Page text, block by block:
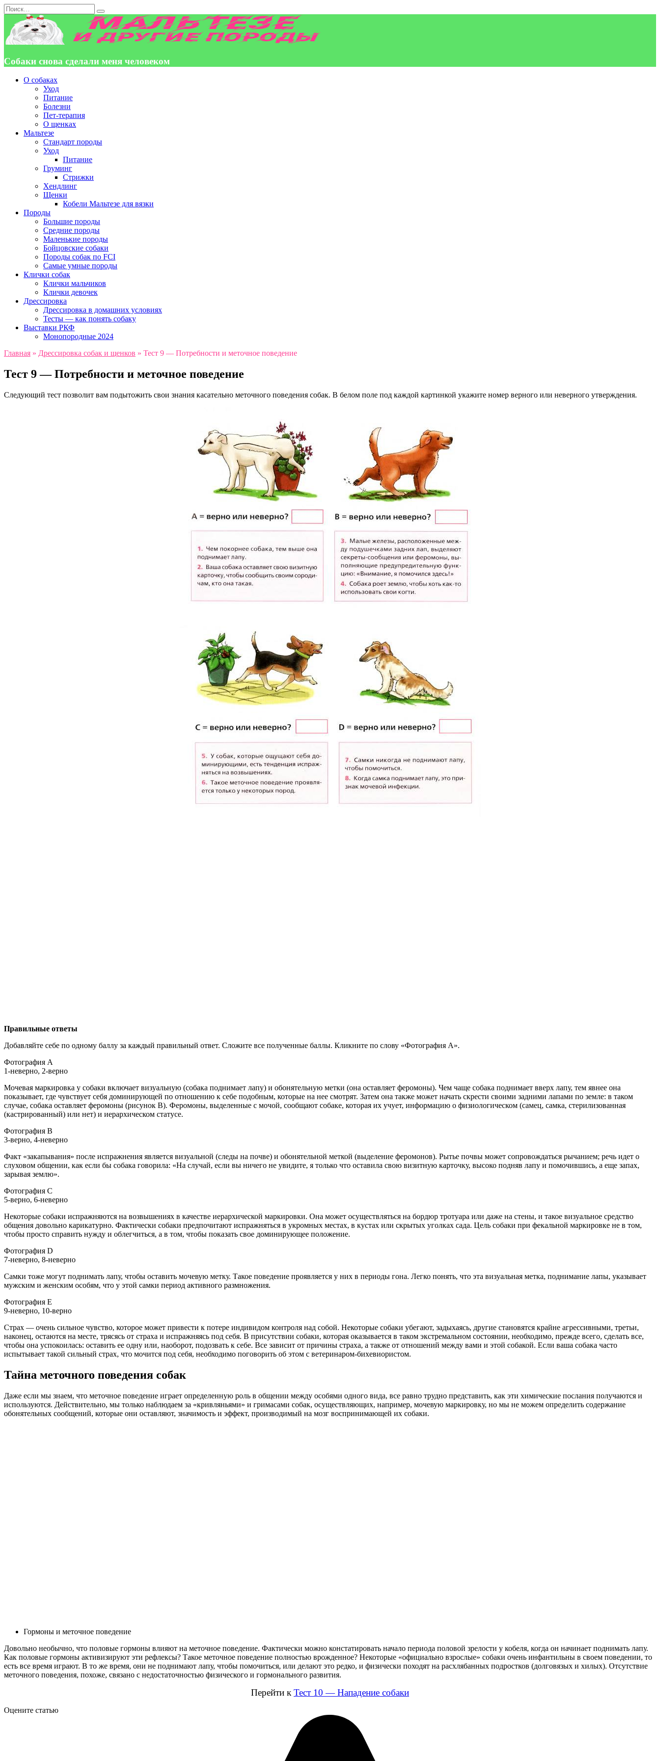
Перейти
к
содержанию
Search
for:
Собаки снова сделали меня человеком
О собаках
Уход
Питание
Болезни
Пет-терапия
О щенках
Мальтезе
Стандарт породы
Уход
Питание
Груминг
Стрижки
Хендлинг
Щенки
Кобели Мальтезе для вязки
Породы
Большие породы
Средние породы
Маленькие породы
Бойцовские собаки
Породы собак по FCI
Самые умные породы
Клички собак
Клички мальчиков
Клички девочек
Дрессировка
Дрессировка в домашних условиях
Тесты — как понять собаку
Выставки РКФ
Монопородные 2024
Главная » Дрессировка собак и щенков » Тест 9 — Потребности и меточное поведение
Тест 9 — Потребности и меточное поведение
Следующий тест позволит вам подытожить свои знания касательно меточного поведения собак. В белом поле под каждой картинкой укажите номер верного или неверного утверждения.
Правильные ответы
Добавляйте себе по одному баллу за каждый правильный ответ. Сложите все полученные баллы. Кликните по слову «Фотография A».
Фотография A
1-неверно, 2-верно
Мочевая маркировка у собаки включает визуальную (собака поднимает лапу) и обонятельную метки (она оставляет феромоны). Чем чаще собака поднимает вверх лапу, тем явнее она
показывает, где чувствует себя доминирующей по отношению к себе подобным, которые на нее смотрят. Затем она также может начать скрести своими задними лапами по земле: в таком
случае, собака оставляет феромоны (рисунок B). Феромоны, выделенные с мочой, сообщают собаке, которая их учует, информацию о физиологическом (самец, самка, стерилизованная
(кастрированный) или нет) и иерархическом статусе.
Фотография B
3-верно, 4-неверно
Факт «закапывания» после испражнения является визуальной (следы на почве) и обонятельной меткой (выделение феромонов). Рытье почвы может сопровождаться рычанием; речь идет о
слуховом общении, как если бы собака говорила: «На случай, если вы ничего не увидите, я только что оставила свою визитную карточку, высоко подняв лапу и помочившись, а еще запах,
зарывая землю».
Фотография C
5-верно, 6-неверно
Некоторые собаки испражняются на возвышениях в качестве иерархической маркировки. Она может осуществляться на бордюр тротуара или даже на стены, и такое визуальное средство
общения довольно карикатурно. Фактически собаки предпочитают испражняться в укромных местах, в кустах или скрытых уголках сада. Цель собаки при фекальной маркировке не в том,
чтобы просто справить нужду и облегчиться, а в том, чтобы показать свое доминирующее положение.
Фотография D
7-неверно, 8-неверно
Самки тоже могут поднимать лапу, чтобы оставить мочевую метку. Такое поведение проявляется у них в периоды гона. Легко понять, что эта визуальная метка, поднимание лапы, указывает
мужским и женским особям, что у этой самки период активного размножения.
Фотография E
9-неверно, 10-верно
Страх — очень сильное чувство, которое может привести к потере индивидом контроля над собой. Некоторые собаки убегают, задыхаясь, другие становятся крайне агрессивными, третьи,
наконец, остаются на месте, трясясь от страха и испражняясь под себя. В присутствии собаки, которая оказывается в таком экстремальном состоянии, необходимо, прежде всего, сделать все,
чтобы она успокоилась: оставить ее одну или, наоборот, подозвать к себе. Все зависит от причины страха, а также от отношений между вами и этой собакой. Если ваша собака часто
испытывает такой сильный страх, что мочится под себя, необходимо поговорить об этом с ветеринаром-бихевиористом.
Тайна меточного поведения собак
Даже если мы знаем, что меточное поведение играет определенную роль в общении между особями одного вида, все равно трудно представить, как эти химические послания получаются и
используются. Действительно, мы только наблюдаем за «кривляньями» и гримасами собак, осуществляющих, например, мочевую маркировку, но мы не можем определить содержание
обонятельных сообщений, которые они оставляют, значимость и эффект, производимый на мозг воспринимающей их собаки.
Гормоны и меточное поведение
Довольно необычно, что половые гормоны влияют на меточное поведение. Фактически можно констатировать начало периода половой зрелости у кобеля, когда он начинает поднимать лапу.
Как половые гормоны активизируют эти рефлексы? Такое меточное поведение полностью врожденное? Некоторые «официально взрослые» собаки очень инфантильны в своем поведении, то
есть все время играют. В то же время, они не поднимают лапу, чтобы помочиться, или делают это редко, и физически походят на расхлябанных подростков (долговязых и хилых). Отсутствие
меточного поведения, похоже, связано с недостаточностью физического и гормонального развития.
Перейти к Тест 10 — Нападение собаки
Оцените статью